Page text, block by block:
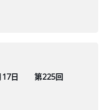
17日 第225回